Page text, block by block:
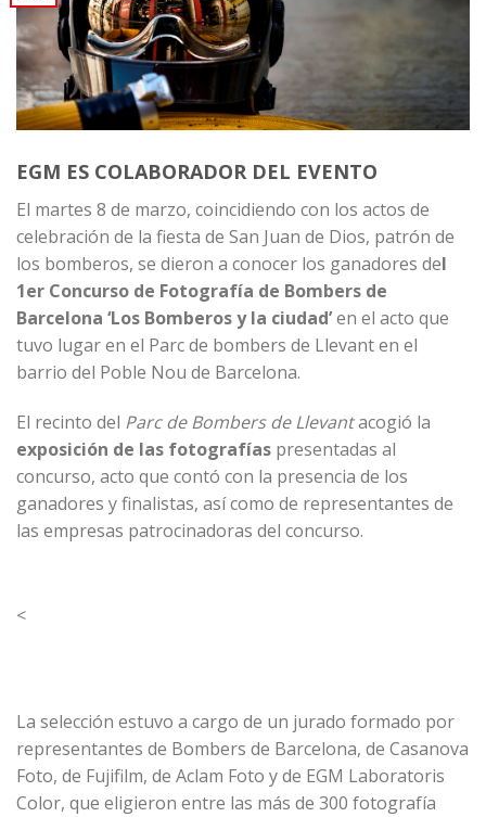
EGM ES COLABORADOR DEL EVENTO
El martes 8 de marzo, coincidiendo con los actos de
celebración de la fiesta de San Juan de Dios, patrón de
los bomberos, se dieron a conocer los ganadores del
1er Concurso de Fotografía de Bombers de
Barcelona ‘Los Bomberos y la ciudad’en el acto que
tuvo lugar en el Parc de bombers de Llevant en el
barrio del Poble Nou de Barcelona.
El recinto del Parc de Bombers de Llevantacogió la
exposición de las fotografías presentadas al
concurso, acto que contó con la presencia de los
ganadores y finalistas, así como de representantes de
las empresas patrocinadoras del concurso.
<
La selección estuvo a cargo de un jurado formado por
representantes de Bombers de Barcelona, de Casanova
Foto, de Fujifilm, de Aclam Foto y de EGM Laboratoris
Color, que eligieron entre las más de 300 fotografía